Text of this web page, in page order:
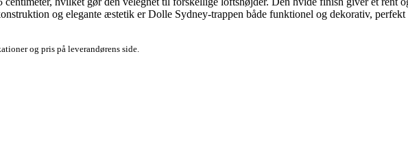
og elegante æstetik er Dolle Sydney-trappen både funktionel og dekorativ,
og pris på leverandørens side.